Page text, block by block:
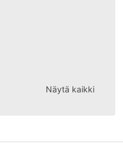
Näytä kaikki